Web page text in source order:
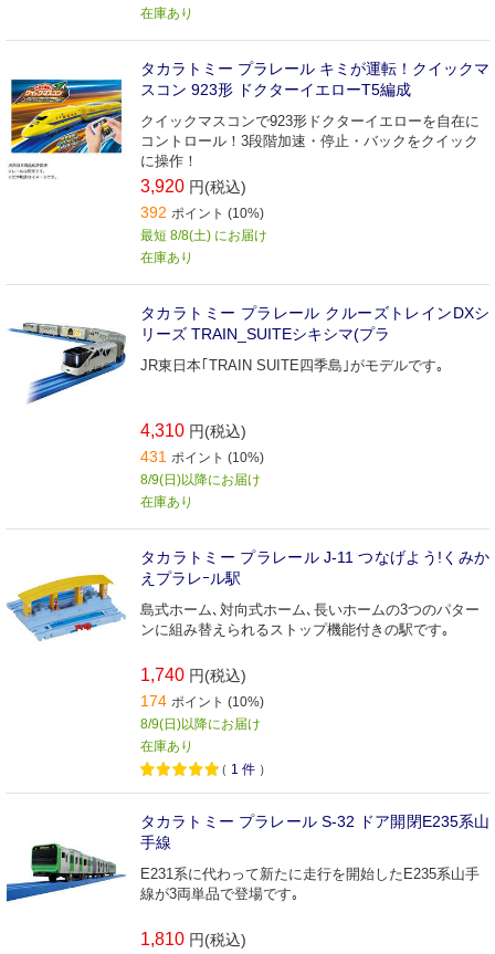
在庫あり
タカラトミー プラレール キミが運転！クイックマ
スコン 923形 ドクターイエローT5編成
クイックマスコンで923形ドクターイエローを自在に
コントロール！3段階加速・停止・バックをクイック
に操作！
3,920 円(税込)
392 ポイント (10%)
最短 8/8(土) にお届け
在庫あり
タカラトミー プラレール クルーズトレインDXシ
リーズ TRAIN_SUITEシキシマ(プラ
JR東日本｢TRAIN SUITE四季島｣がモデルです｡
4,310 円(税込)
431 ポイント (10%)
8/9(日)以降にお届け
在庫あり
タカラトミー プラレール J-11 つなげよう!くみか
えプラレｰル駅
島式ホーム､対向式ホーム､長いホームの3つのパター
ンに組み替えられるストップ機能付きの駅です｡
1,740 円(税込)
174 ポイント (10%)
8/9(日)以降にお届け
在庫あり
（ 1 件 ）
タカラトミー プラレール S-32 ドア開閉E235系山
手線
E231系に代わって新たに走行を開始したE235系山手
線が3両単品で登場です｡
1,810 円(税込)